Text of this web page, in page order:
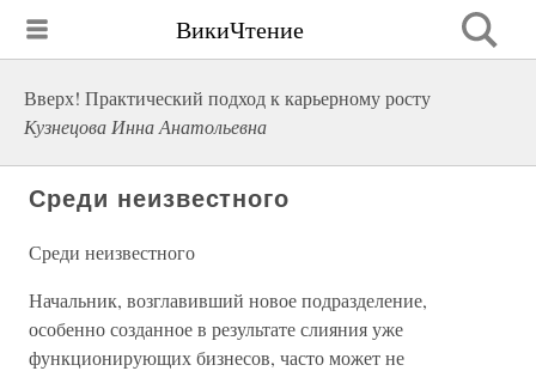
ВикиЧтение
Вверх! Практический подход к карьерному росту
Кузнецова Инна Анатольевна
Среди неизвестного
Среди неизвестного
Начальник, возглавивший новое подразделение,
особенно созданное в результате слияния уже
функционирующих бизнесов, часто может не